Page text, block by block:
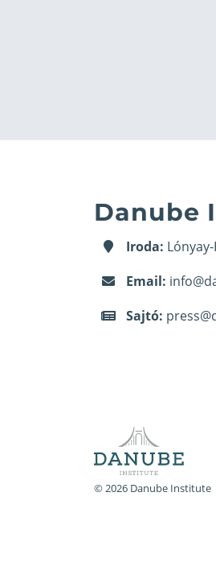
Danube
Iroda:
Email:
Sajtó:
© 2026 Danube Institute